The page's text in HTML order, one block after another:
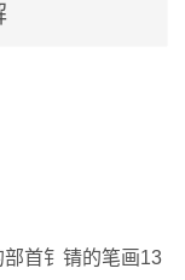
首钅锖的笔画13